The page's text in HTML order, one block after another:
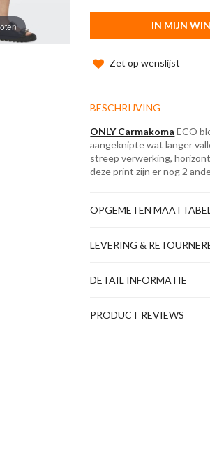
IN MIJN
Zet op wenslijst
BESCHRIJVING
ONLY Carmakoma ECO
aangeknipte wat langer
streep verwerking,
deze print zijn er nog 2
OPGEMETEN
LEVERING &
DETAIL INFORMATIE
PRODUCT REVIEWS